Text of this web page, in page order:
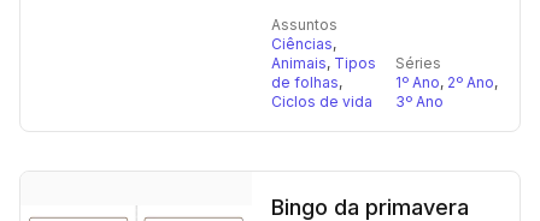
Assuntos
Ciências,
Animais, Tipos
de folhas,
Ciclos de vida
Séries
1º Ano, 2º Ano,
3º Ano
Bingo da primavera